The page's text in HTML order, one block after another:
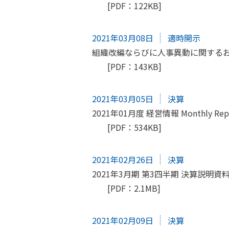
[PDF：122KB]
2021年03月08日
適時開示
組織改編ならびに人事異動に関する
[PDF：143KB]
2021年03月05日
決算
2021年01月度 経営情報 Monthly
[PDF：534KB]
2021年02月26日
決算
2021年3月期 第3四半期 決算説明資料
[PDF：2.1MB]
2021年02月09日
決算